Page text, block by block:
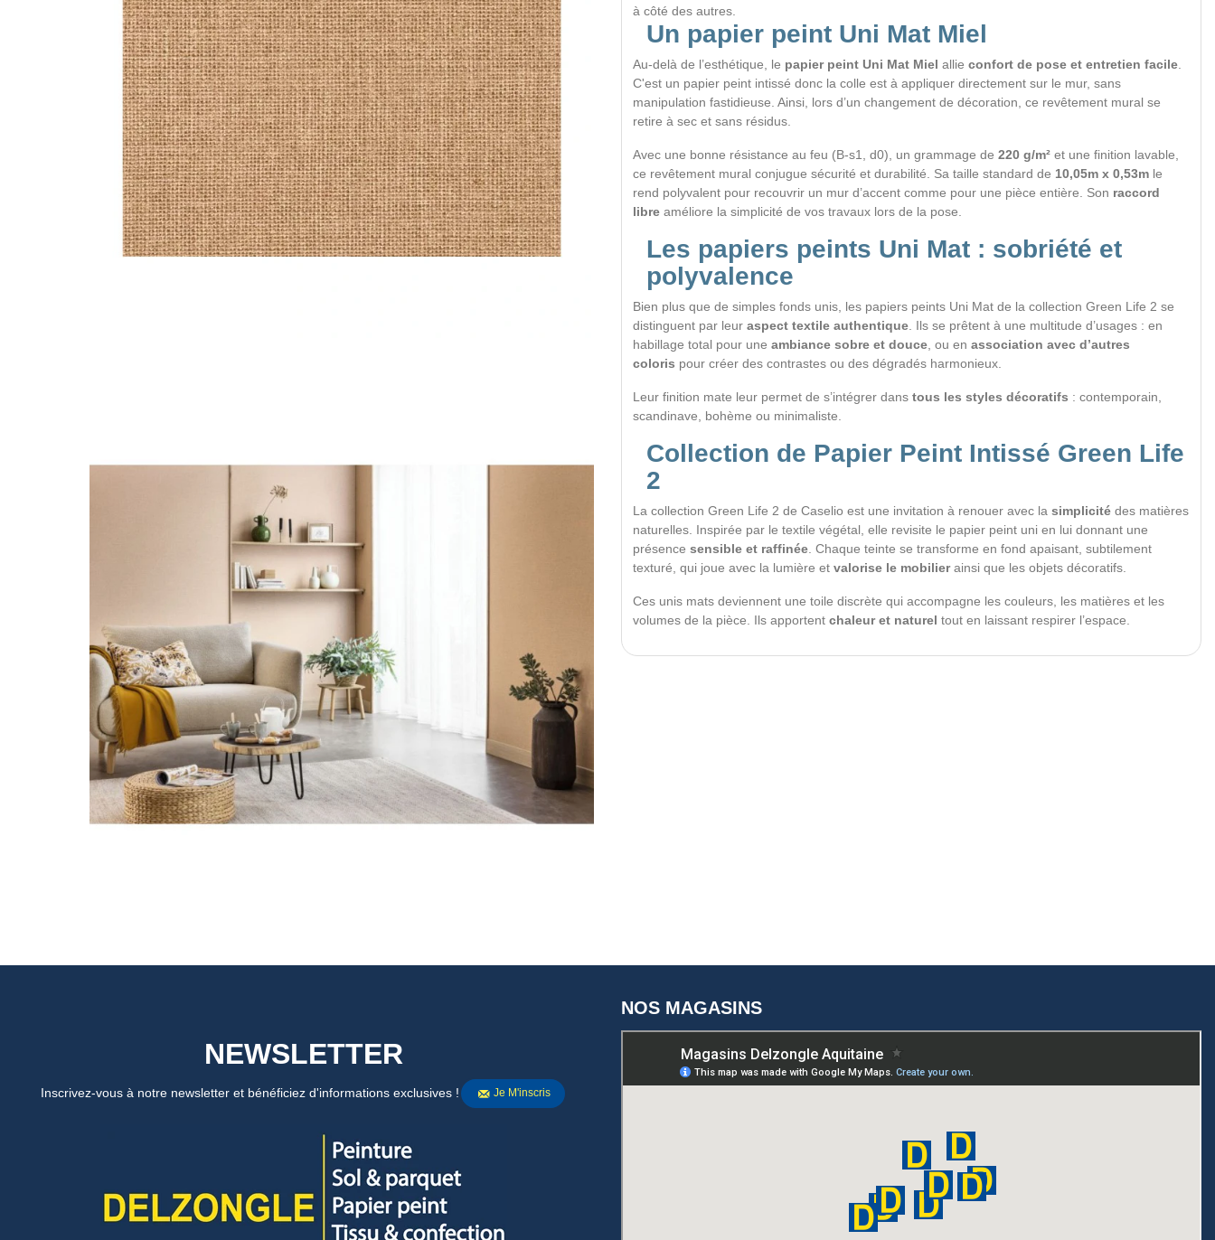
à côté des autres.
Un papier peint Uni Mat Miel
Au-delà de l’esthétique, le papier peint Uni Mat Miel allie confort de pose et entretien facile
C'est un papier peint intissé donc la colle est à appliquer directement sur le mur, sans
manipulation fastidieuse. Ainsi, lors d’un changement de décoration, ce revêtement mural se
retire à sec et sans résidus.
Avec une bonne résistance au feu (B-s1, d0), un grammage de 220 g/m² et une finition lavable,
ce revêtement mural conjugue sécurité et durabilité. Sa taille standard de 10,05m x 0,53m le
rend polyvalent pour recouvrir un mur d’accent comme pour une pièce entière. Son raccord
libre améliore la simplicité de vos travaux lors de la pose.
Les papiers peints Uni Mat : sobriété et
polyvalence
Bien plus que de simples fonds unis, les papiers peints Uni Mat de la collection Green Life 2 se
distinguent par leur aspect textile authentique . Ils se prêtent à une multitude d’usages : en
habillage total pour une ambiance sobre et douce , ou en association avec d’autres
coloris pour créer des contrastes ou des dégradés harmonieux.
Leur finition mate leur permet de s’intégrer dans tous les styles décoratifs : contemporain,
scandinave, bohème ou minimaliste.
Collection de Papier Peint Intissé Green Life
2
La collection Green Life 2 de Caselio est une invitation à renouer avec la simplicité des matières
naturelles. Inspirée par le textile végétal, elle revisite le papier peint uni en lui donnant une
présence sensible et raffinée . Chaque teinte se transforme en fond apaisant, subtilement
texturé, qui joue avec la lumière et valorise le mobilierainsi que les objets décoratifs.
Ces unis mats deviennent une toile discrète qui accompagne les couleurs, les matières et les
volumes de la pièce. Ils apportent chaleur et naturel tout en laissant respirer l’espace.
NEWSLETTER
Inscrivez-vous à notre newsletter et bénéficiez d'informations exclusives ! Je M'inscris
NOS MAGASINS